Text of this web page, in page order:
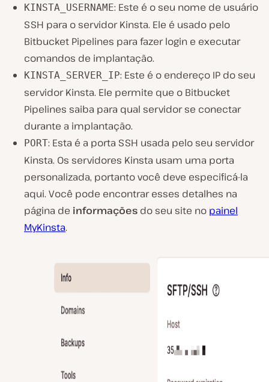
KINSTA_USERNAME: Este é o seu nome de usuário
SSH para o servidor Kinsta. Ele é usado pelo
Bitbucket Pipelines para fazer login e executar
comandos de implantação.
KINSTA_SERVER_IP: Este é o endereço IP do seu
servidor Kinsta. Ele permite que o Bitbucket
Pipelines saiba para qual servidor se conectar
durante a implantação.
PORT: Esta é a porta SSH usada pelo seu servidor
Kinsta. Os servidores Kinsta usam uma porta
personalizada, portanto você deve especificá-la
aqui. Você pode encontrar esses detalhes na
página de informações do seu site no painel
MyKinsta.